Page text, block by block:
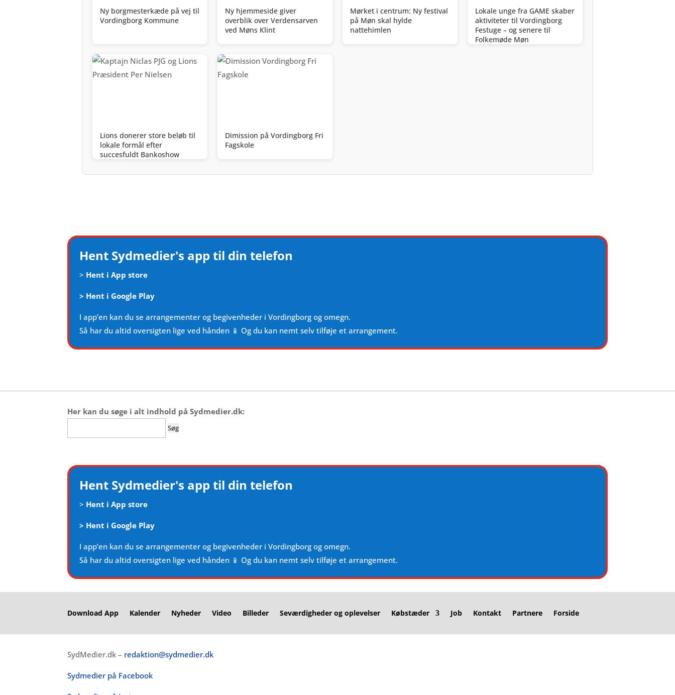
Ny borgmesterkæde på vej til
Vordingborg Kommune
Ny hjemmeside giver
overblik over Verdensarven
ved Møns Klint
Mørket i centrum: Ny festival
på Møn skal hylde
nattehimlen
Lokale unge fra GAME skaber
aktiviteter til Vordingborg
Festuge – og senere til
Folkemøde Møn
Lions donerer store beløb til
lokale formål efter
succesfuldt Bankoshow
Dimission på Vordingborg Fri
Fagskole
Hent Sydmedier's app til din telefon
> Hent i App store
> Hent i Google Play
I app’en kan du se arrangementer og begivenheder i Vordingborg og omegn.
Så har du altid oversigten lige ved hånden 📱 Og du kan nemt selv tilføje et arrangement.
Her kan du søge i alt indhold på Sydmedier.dk:
efter:
Hent Sydmedier's app til din telefon
> Hent i App store
> Hent i Google Play
I app’en kan du se arrangementer og begivenheder i Vordingborg og omegn.
Så har du altid oversigten lige ved hånden 📱 Og du kan nemt selv tilføje et arrangement.
Download App Kalender Nyheder Video Billeder Seværdigheder og oplevelser Købstæder Job Kontakt Partnere Forside
SydMedier.dk – redaktion@sydmedier.dk
Sydmedier på Facebook